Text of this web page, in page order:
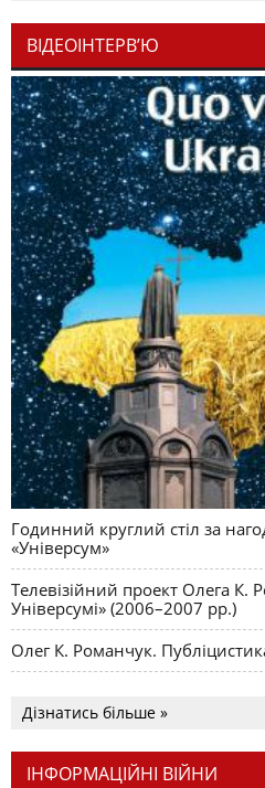
ВІДЕОІНТЕРВ’Ю
Годинний круглий стіл за
«Універсум»
Телевізійний проект Олега К.
Універсумі» (2006–2007 рр.)
Олег К. Романчук.
Дізнатись більше »
ІНФОРМАЦІЙНІ ВІЙНИ